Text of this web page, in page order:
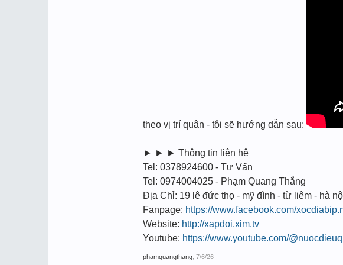
theo vị trí quân - tôi sẽ hướng dẫn sau:
► ► ► Thông tin liên hệ
Tel: 0378924600 - Tư Vấn
Tel: 0974004025 - Phạm Quang Thắng
Địa Chỉ: 19 lê đức thọ - mỹ đình - từ liêm - hà
Fanpage: https://www.facebook.com/
Website: http://xapdoi.xim.tv
Youtube: https://www.youtube.com/
phamquangthang 7/6/26